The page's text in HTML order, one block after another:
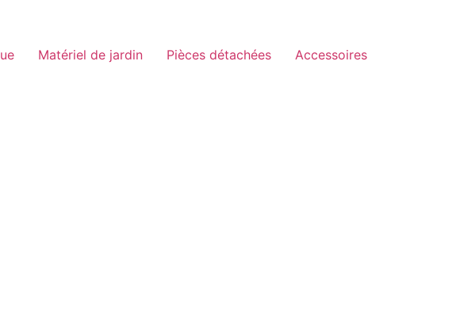
Matériel de jardin Pièces détachées Accessoires